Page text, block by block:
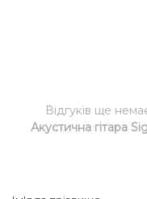
Відгуків ще
Акустична гітара